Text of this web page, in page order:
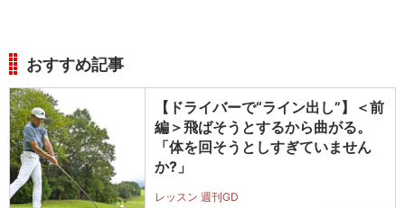
おすすめ記事
【ドライバーで“ライン出し”】＜前
編＞飛ばそうとするから曲がる。
「体を回そうとしすぎていません
か?」
レッスン 週刊GD